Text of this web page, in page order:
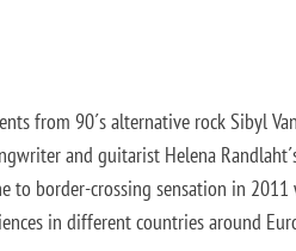
from 90´s alternative rock Sibyl
and guitarist Helena
to border-crossing sensation in
in different countries around